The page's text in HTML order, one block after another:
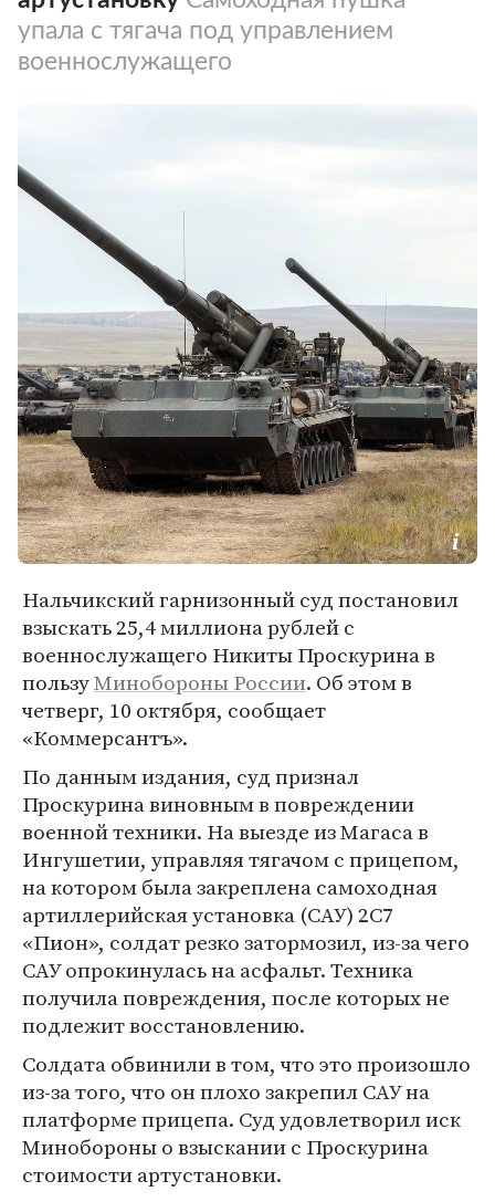
упала с тягача под управлением
военнослужащего
Нальчикский гарнизонный суд постановил
взыскать 25,4 миллиона рублей с
военнослужащего Никиты Проскурина в
пользуМинобороны России. Об этом в
четверг, 10 октября, сообщает
«Коммерсантъ».
По данным издания, суд признал
Проскурина виновным в повреждении
военной техники. На выезде из Магаса в
Ингушетии, управляя тягачом с прицепом,
на котором была закреплена самоходная
артиллерийская установка (САУ) 2С7
«Пион», солдат резко затормозил, из-за чего
САУ опрокинулась на асфальт. Техника
получила повреждения, после которых не
подлежит восстановлению.
Солдата обвинили в том, что это произошло
из-за того, что он плохо закрепил САУ на
платформе прицепа. Суд удовлетворил иск
Минобороны о взыскании с Проскурина
стоимости артустановки.